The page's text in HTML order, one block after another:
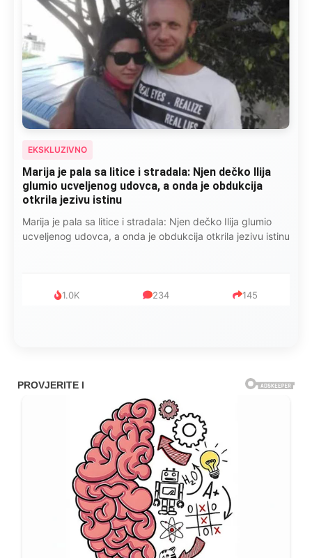
EKSKLUZIVNO
Kad se Marin suprug razbolio ona ga kupala,
pelene mu mijenjala: Jedno jutro je poslao po
čokoladu..
Kad se Marin suprug razbolio ona ga kupala, pelene mu
mijenjala: Jedno jutro je poslao po čokoladu..
999 321 234